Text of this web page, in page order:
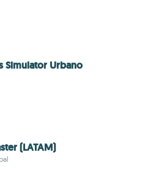
Simulator Urbano
(LATAM)